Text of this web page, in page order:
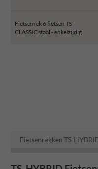
Fietsenrek 6 fietsen TS-
CLASSIC staal - enkelzijdig
Fietsenrekken TS-